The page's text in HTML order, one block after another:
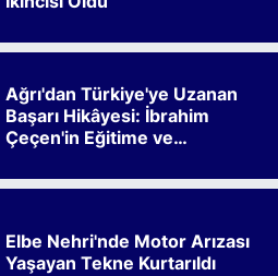
Ağrı'dan Türkiye'ye Uzanan
Başarı Hikâyesi: İbrahim
Çeçen'in Eğitime ve
Elbe Nehri'nde Motor Arızası
Yaşayan Tekne Kurtarıldı